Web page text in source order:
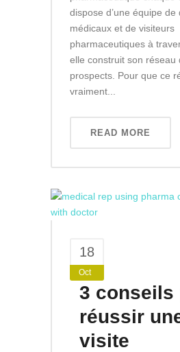
dispose d’une équipe de
médicaux et de visiteurs
pharmaceutiques à
elle construit son réseau
prospects. Pour que ce
vraiment...
READ MORE
18
Oct
3 conseils
réussir
visite